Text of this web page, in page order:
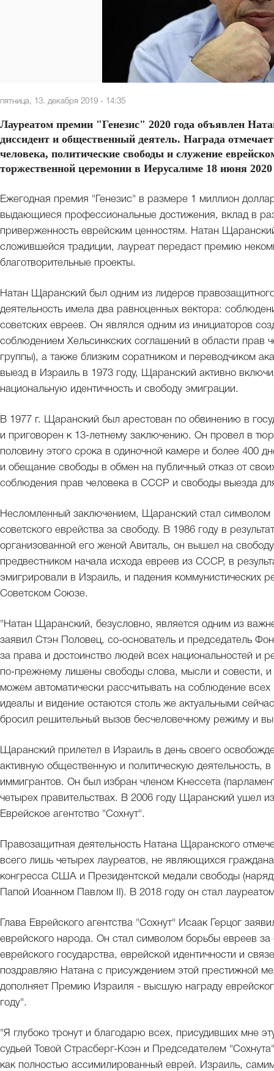
пятница, 13. декабря 2019 - 14:35
Лауреатом премии "Генезис" 2020 года объявлен
диссидент и общественный деятель. Награда
человека, политические свободы и служение
торжественной церемонии в Иерусалиме 18 июня 2020
Ежегодная премия "Генезис" в размере 1 миллион
выдающиеся профессиональные достижения, вклад в
приверженность еврейским ценностям. Натан
сложившейся традиции, лауреат передаст премию
благотворительные проекты.
Натан Щаранский был одним из лидеров
деятельность имела два равноценных вектора:
советских евреев. Он являлся одним из инициаторов
соблюдением Хельсинкских соглашений в области прав
группы), а также близким соратником и переводчиком
выезд в Израиль в 1973 году, Щаранский активно
национальную идентичность и свободу эмиграции.
В 1977 г. Щаранский был арестован по обвинению в
и приговорен к 13-летнему заключению. Он провел в
половину этого срока в одиночной камере и более 400
и обещание свободы в обмен на публичный отказ от
соблюдения прав человека в СССР и свободы выезда
Несломленный заключением, Щаранский стал
советского еврейства за свободу. В 1986 году в
организованной его женой Авиталь, он вышел на
предвестником начала исхода евреев из СССР, в
эмигрировали в Израиль, и падения коммунистических
Советском Союзе.
"Натан Щаранский, безусловно, является одним из
заявил Стэн Половец, со-основатель и председатель
за права и достоинство людей всех национальностей и
по-прежнему лишены свободы слова, мысли и совести,
можем автоматически рассчитывать на соблюдение
идеалы и видение остаются столь же актуальными
бросил решительный вызов бесчеловечному режиму и
Щаранский прилетел в Израиль в день своего
активную общественную и политическую деятельность,
иммигрантов. Он был избран членом Кнессета
четырех правительствах. В 2006 году Щаранский ушел
Еврейское агентство "Сохнут".
Правозащитная деятельность Натана Щаранского
всего лишь четырех лауреатов, не являющихся
конгресса США и Президентской медали свободы
Папой Иоанном Павлом II). В 2018 году он стал
Глава Еврейского агентства "Сохнут" Исаак Герцог
еврейского народа. Он стал символом борьбы евреев
еврейского государства, еврейской идентичности и
поздравляю Натана с присуждением этой престижной
дополняет Премию Израиля - высшую награду
году".
"Я глубоко тронут и благодарю всех, присудивших мне
судьей Товой Страсберг-Коэн и Председателем
как полностью ассимилированный еврей. Израиль,